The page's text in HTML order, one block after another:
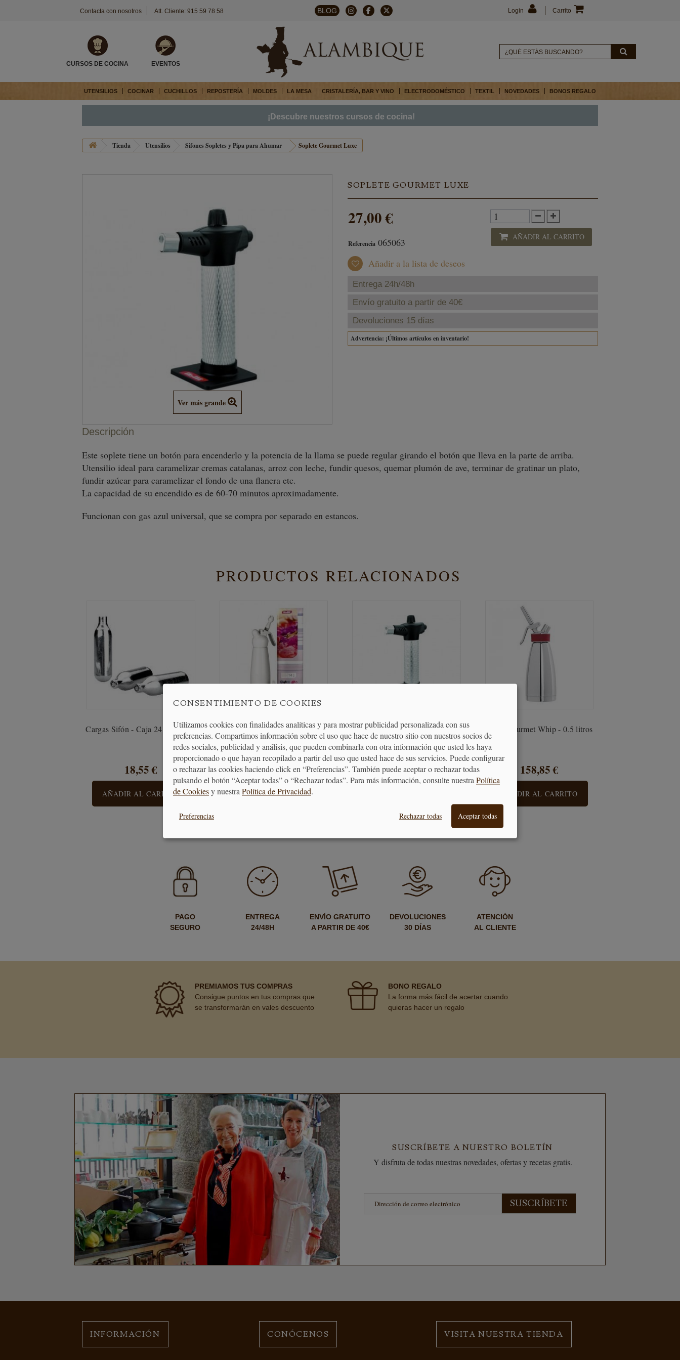
Contacta con nosotros Att. Cliente: 915 59 78 58 BLOG Carrito
Login
CURSOS DE COCINA EVENTOS
UTENSILIOS COCINAR CUCHILLOS REPOSTERÍA MOLDES LA MESA CRISTALERÍA, BAR Y VINO ELECTRODOMÉSTICO TEXTIL NOVEDADES BONOS REGALO
¡Descubre nuestros cursos de cocina!
Tienda Utensilios Sifones Sopletes y Pipa para Ahumar Soplete Gourmet Luxe
Ver más grande
SOPLETE GOURMET LUXE
27,00 €
Referencia 065063 AÑADIR AL CARRITO
Añadir a la lista de deseos
Entrega 24h/48h
Envío gratuito a partir de 40€
Devoluciones 15 días
Advertencia: ¡Últimos artículos en inventario!
Descripción
Este soplete tiene un botón para encenderlo y la potencia de la llama se puede regular girando el botón que lleva en la parte de arriba.
Utensilio ideal para caramelizar cremas catalanas, arroz con leche, fundir quesos, quemar plumón de ave, terminar de gratinar un plato,
fundir azúcar para caramelizar el fondo de una flanera etc.
La capacidad de su encendido es de 60-70 minutos aproximadamente.
Funcionan con gas azul universal, que se compra por separado en estancos.
PRODUCTOS RELACIONADOS
Cargas Sifón - Caja 24 Unidades
18,55 €
AÑADIR AL CARRITO
Sifón de Espumas 0,5L
53,55 €
AÑADIR AL CARRITO
Soplete Gourmet Luxe
27,00 €
Sifón Gourmet Whip - 0.5 litros
158,85 €
AÑADIR AL CARRITO
PAGO
SEGURO
ENTREGA
24/48H
ENVÍO GRATUITO
A PARTIR DE 40€
DEVOLUCIONES
30 DÍAS
ATENCIÓN
AL CLIENTE
PREMIAMOS TUS COMPRAS
Consigue puntos en tus compras que
se transformarán en vales descuento
BONO REGALO
La forma más fácil de acertar cuando
quieras hacer un regalo
SUSCRÍBETE A NUESTRO BOLETÍN
Y disfruta de todas nuestras novedades, ofertas y recetas gratis.
SUSCRÍBETE
INFORMACIÓN CONÓCENOS VISITA NUESTRA TIENDA
CONSENTIMIENTO DE COOKIES
Utilizamos cookies con finalidades analíticas y para mostrar publicidad personalizada con sus
preferencias. Compartimos información sobre el uso que hace de nuestro sitio con nuestros socios de
redes sociales, publicidad y análisis, que pueden combinarla con otra información que usted les haya
proporcionado o que hayan recopilado a partir del uso que usted hace de sus servicios. Puede configurar
o rechazar las cookies haciendo click en “Preferencias”. También puede aceptar o rechazar todas
pulsando el botón “Aceptar todas” o “Rechazar todas”. Para más información, consulte nuestraPolítica
de Cookiesy nuestraPolítica de Privacidad.
Preferencias Rechazar todas Aceptar todas